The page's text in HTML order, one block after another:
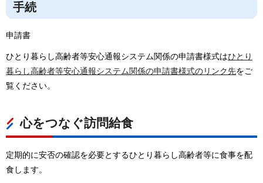
手続
申請書
ひとり暮らし高齢者等安心通報システム関係の申請書様式はひとり
暮らし高齢者等安心通報システム関係の申請書様式のリンク先をご
覧ください。
心をつなぐ訪問給食
定期的に安否の確認を必要とするひとり暮らし高齢者等に食事を配
食します。